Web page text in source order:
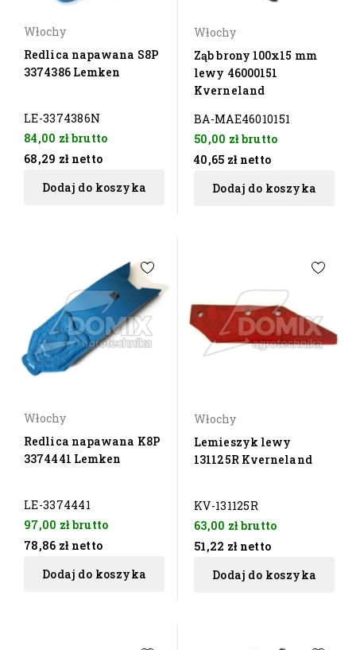
Włochy
Redlica napawana S8P
3374386 Lemken
LE-3374386N
84,00 złbrutto
68,29 zł netto
Dodaj do koszyka
Włochy
Ząb brony 100x15 mm
lewy 46000151
Kverneland
BA-MAE46010151
50,00 złbrutto
40,65 zł netto
Dodaj do koszyka
Włochy
Redlica napawana K8P
3374441 Lemken
LE-3374441
97,00 złbrutto
78,86 zł netto
Dodaj do koszyka
Włochy
Lemieszyk lewy
131125R Kverneland
KV-131125R
63,00 złbrutto
51,22 zł netto
Dodaj do koszyka